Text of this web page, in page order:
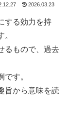
2026.03.23
する効力を持
るもので、過去
す。
旨から意味を読